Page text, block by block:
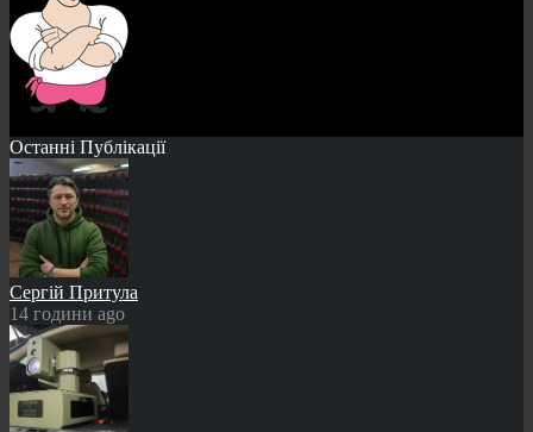
Останні Публікації
Сергій Притула
14 години ago